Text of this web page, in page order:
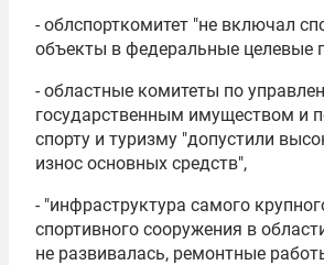
- облспорткомитет "не включал
объекты в федеральные целевые
- областные комитеты по
государственным имуществом и
спорту и туризму "допустили
износ основных средств",
- "инфраструктура самого
спортивного сооружения в
не развивалась, ремонтные